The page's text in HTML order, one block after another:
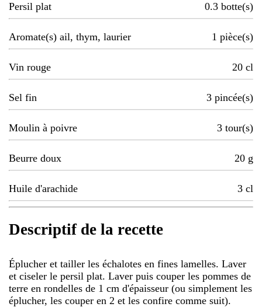
Persil plat 0.3 botte(s)
Aromate(s) ail, thym, laurier 1 pièce(s)
Vin rouge 20 cl
Sel fin 3 pincée(s)
Moulin à poivre 3 tour(s)
Beurre doux 20 g
Huile d'arachide 3 cl
Descriptif de la recette
Éplucher et tailler les échalotes en fines lamelles. Laver
et ciseler le persil plat. Laver puis couper les pommes de
terre en rondelles de 1 cm d'épaisseur (ou simplement les
éplucher, les couper en 2 et les confire comme suit).